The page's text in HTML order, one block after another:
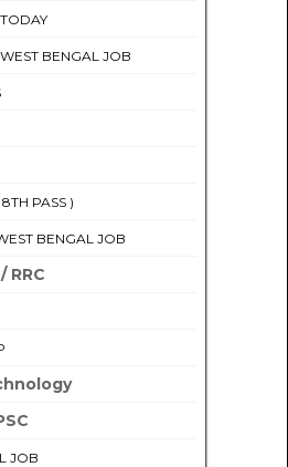
BENGAL JOB
PASS )
BENGAL JOB
RRC
JOB